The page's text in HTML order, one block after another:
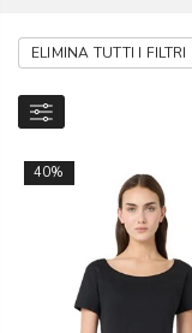
ELIMINA TUTTI I FILTRI
40%